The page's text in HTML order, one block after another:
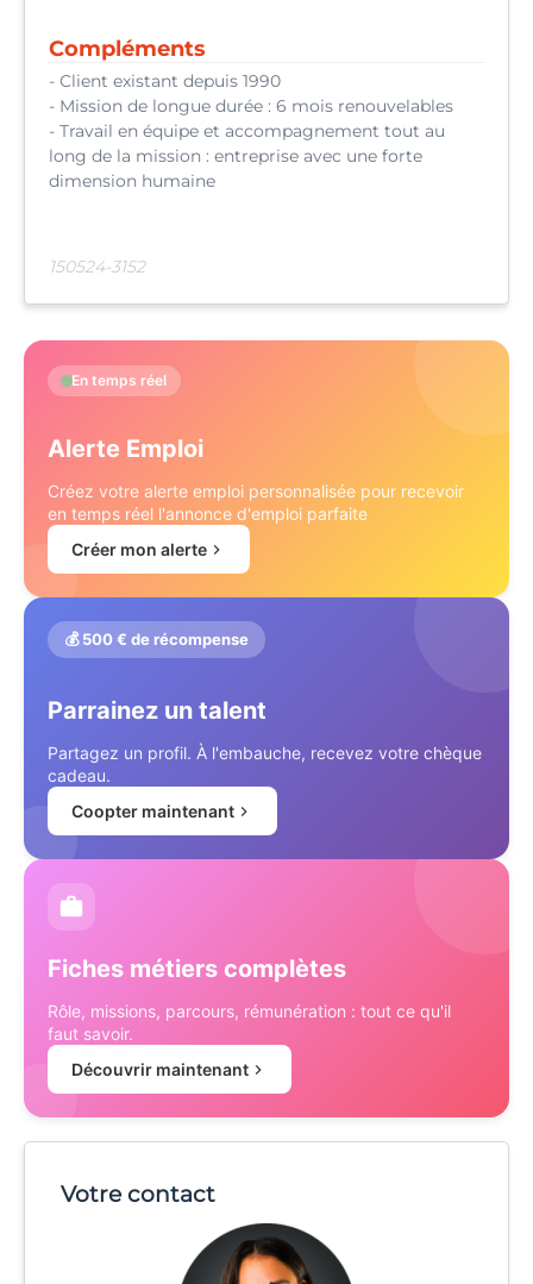
Compléments
- Client existant depuis 1990
- Mission de longue durée : 6 mois renouvelables
- Travail en équipe et accompagnement tout au
long de la mission : entreprise avec une forte
dimension humaine
150524-3152
En temps réel
Alerte Emploi
Créez votre alerte emploi personnalisée pour recevoir
en temps réel l'annonce d'emploi parfaite
Créer mon alerte
💰 500 € de récompense
Parrainez un talent
Partagez un profil. À l'embauche, recevez votre chèque
cadeau.
Coopter maintenant
Fiches métiers complètes
Rôle, missions, parcours, rémunération : tout ce qu'il
faut savoir.
Découvrir maintenant
Votre contact